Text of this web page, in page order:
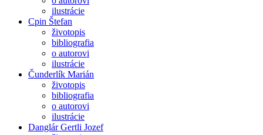
ilustrácie
Cpin Štefan
životopis
bibliografia
o autorovi
ilustrácie
Čunderlík Marián
životopis
bibliografia
o autorovi
ilustrácie
Danglár Gertli Jozef